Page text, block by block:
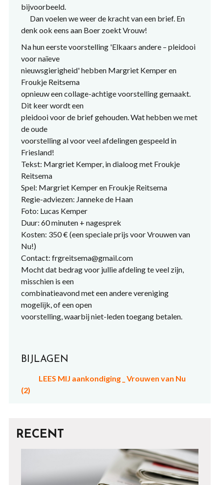
bijvoorbeeld.
Dan voelen we weer de kracht van een brief. En
denk ook eens aan Boer zoekt Vrouw!
Na hun eerste voorstelling 'Elkaars andere – pleidooi
voor naïeve
nieuwsgierigheid' hebben Margriet Kemper en
Froukje Reitsema
opnieuw een collage-achtige voorstelling gemaakt.
Dit keer wordt een
pleidooi voor de brief gehouden. Wat hebben we met
de oude
voorstelling al voor veel afdelingen gespeeld in
Friesland!
Tekst: Margriet Kemper, in dialoog met Froukje
Reitsema
Spel: Margriet Kemper en Froukje Reitsema
Regie-adviezen: Janneke de Haan
Foto: Lucas Kemper
Duur: 60 minuten + nagesprek
Kosten: 350 € (een speciale prijs voor Vrouwen van
Nu!)
Contact: frgreitsema@gmail.com
Mocht dat bedrag voor jullie afdeling te veel zijn,
misschien is een
combinatieavond met een andere vereniging
mogelijk, of een open
voorstelling, waarbij niet-leden toegang betalen.
BIJLAGEN
LEES MIJ aankondiging _ Vrouwen van Nu
(2)
RECENT